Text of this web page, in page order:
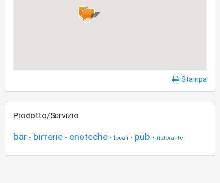
Stampa
Prodotto/Servizio
bar • birrerie • enoteche • locali • pub • ristorante